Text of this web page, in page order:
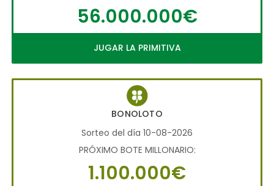
56.000.000€
JUGAR LA PRIMITIVA
BONOLOTO
Sorteo del día 10-08-2026
PRÓXIMO BOTE MILLONARIO:
1.100.000€